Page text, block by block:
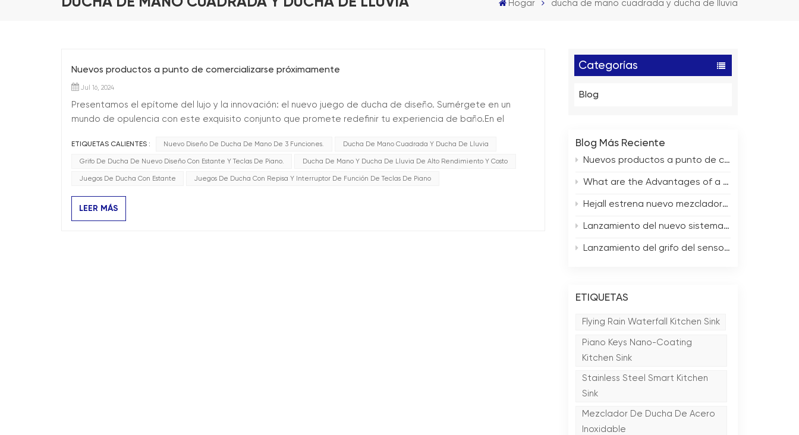
Hogar ducha de mano cuadrada y ducha de lluvia
Categorías
Blog
Blog Más Reciente
Nuevos productos a punto de comercializarse próximamente
What are the Advantages of a Flying Rain Waterfall Sink?
Hejall estrena nuevo mezclador termostático de ducha
Lanzamiento del nuevo sistema de ducha
Lanzamiento del grifo del sensor de la serie de nuevos productos
ETIQUETAS
Flying Rain Waterfall Kitchen Sink
Piano Keys Nano-Coating
Kitchen Sink
Stainless Steel Smart Kitchen
Sink
Mezclador De Ducha De Acero
Inoxidable
Nuevos productos a punto de comercializarse próximamente
Jul 16, 2024
Presentamos el epítome del lujo y la innovación: el nuevo juego de ducha de diseño. Sumérgete en un
mundo de opulencia con este exquisito conjunto que promete redefinir tu experiencia de baño.En el
ofrec...
ETIQUETAS CALIENTES : Nuevo Diseño De Ducha De Mano De 3 Funciones. Ducha De Mano Cuadrada Y Ducha De Lluvia
Grifo De Ducha De Nuevo Diseño Con Estante Y Teclas De Piano. Ducha De Mano Y Ducha De Lluvia De Alto Rendimiento Y Costo
Juegos De Ducha Con Estante Juegos De Ducha Con Repisa Y Interruptor De Función De Teclas De Piano
LEER MÁS